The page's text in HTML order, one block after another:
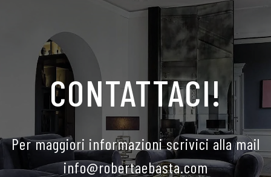
CONTATTACI!
Per maggiori informazioni scrivici alla mail
info@robertaebasta.com